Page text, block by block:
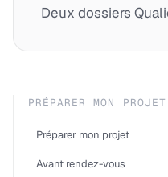
Deux dossiers
PRÉPARER MON PROJET
Préparer mon projet
Avant rendez-vous